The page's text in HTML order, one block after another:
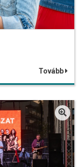
Tovább